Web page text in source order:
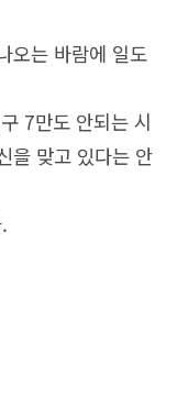
오는 바람에 일도
7만도 안되는 시
을 맞고 있다는 안